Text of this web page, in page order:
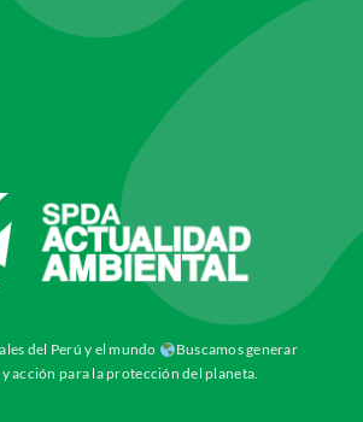
del Perú y el mundo
Buscamos generar
acción para la protección del planeta.